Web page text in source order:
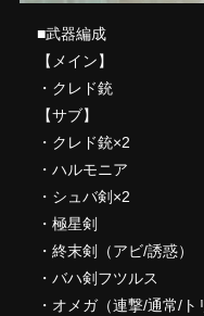
■武器編成
【メイン】
・クレド銃
【サブ】
・クレド銃×2
・ハルモニア
・シュバ剣×2
・極星剣
・終末剣（アビ/誘惑）
・バハ剣フツルス
・オメガ（連撃/通常/ト